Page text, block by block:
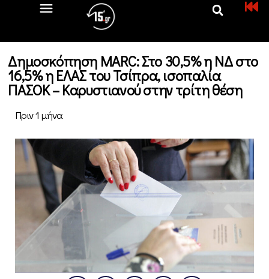
Δημοσκόπηση MARC: Στο 30,5% η ΝΔ στο
16,5% η ΕΛΑΣ του Τσίπρα, ισοπαλία
ΠΑΣΟΚ – Καρυστιανού στην τρίτη θέση
Πριν 1 μήνα